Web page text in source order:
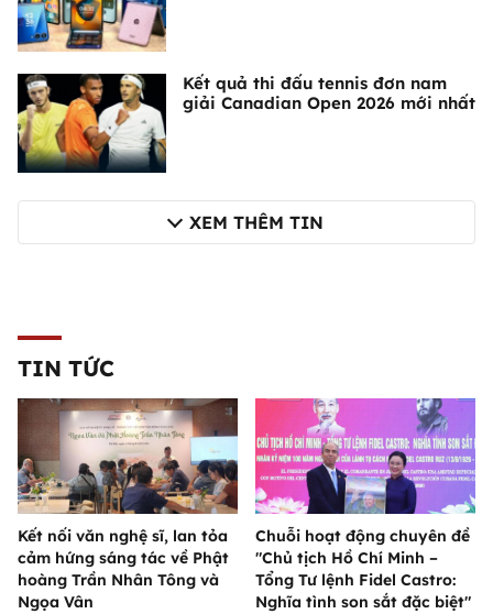
Kết quả thi đấu tennis đơn nam
giải Canadian Open 2026 mới nhất
XEM THÊM TIN
TIN TỨC
Kết nối văn nghệ sĩ, lan tỏa
cảm hứng sáng tác về Phật
hoàng Trần Nhân Tông và
Ngọa Vân
Chuỗi hoạt động chuyên đề
"Chủ tịch Hồ Chí Minh –
Tổng Tư lệnh Fidel Castro:
Nghĩa tình son sắt đặc biệt"